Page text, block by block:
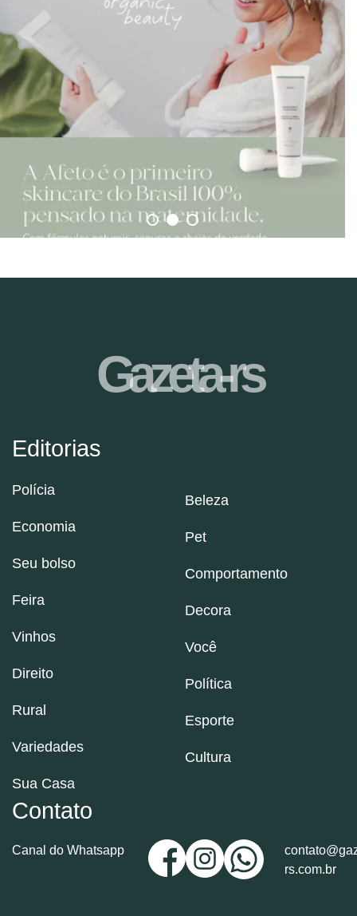
Editorias
Polícia
Economia
Seu bolso
Feira
Vinhos
Direito
Rural
Variedades
Sua Casa
Beleza
Pet
Comportamento
Decora
Você
Política
Esporte
Cultura
Contato
Canal do Whatsapp
rs.com.br
Gazeta-rs